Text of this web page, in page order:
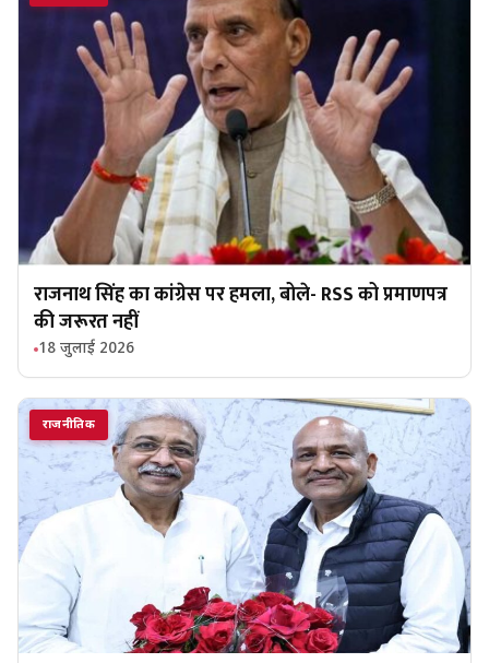
राजनाथ सिंह का कांग्रेस पर हमला, बोले- RSS को प्रमाणपत्र
की जरूरत नहीं
18 जुलाई 2026
राजनीतिक